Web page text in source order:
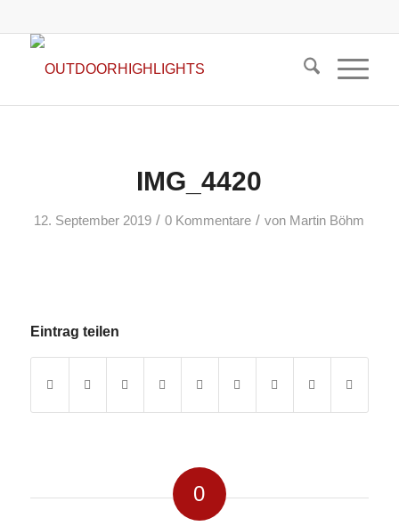
IMG_4420
12. September 2019 / 0 Kommentare / von Martin Böhm
Eintrag teilen
0